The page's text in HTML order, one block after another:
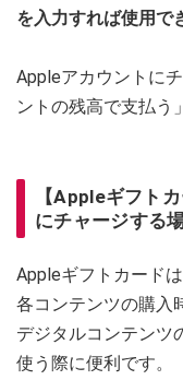
を入力すれば使用で
Appleアカウントに
ントの残高で支払う
【Appleギフト
にチャージする
Appleギフトカード
各コンテンツの購入
デジタルコンテンツ
使う際に便利です。